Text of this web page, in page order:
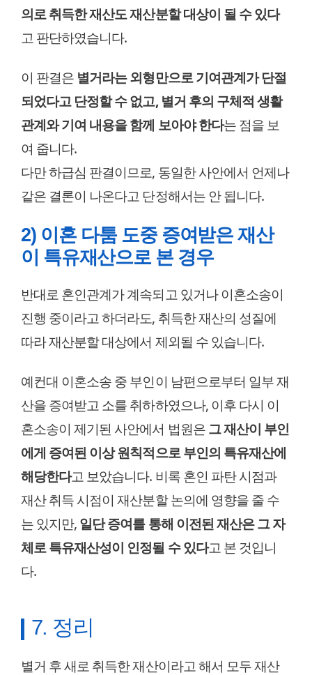
의로 취득한 재산도 재산분할 대상이 될 수 있다
고 판단하였습니다.
이 판결은 별거라는 외형만으로 기여관계가 단절
되었다고 단정할 수 없고, 별거 후의 구체적 생활
관계와 기여 내용을 함께 보아야 한다는 점을 보
여 줍니다.
다만 하급심 판결이므로, 동일한 사안에서 언제나
같은 결론이 나온다고 단정해서는 안 됩니다.
2) 이혼 다툼 도중 증여받은 재산
이 특유재산으로 본 경우
반대로 혼인관계가 계속되고 있거나 이혼소송이
진행 중이라고 하더라도, 취득한 재산의 성질에
따라 재산분할 대상에서 제외될 수 있습니다.
예컨대 이혼소송 중 부인이 남편으로부터 일부 재
산을 증여받고 소를 취하하였으나, 이후 다시 이
혼소송이 제기된 사안에서 법원은그 재산이 부인
에게 증여된 이상 원칙적으로 부인의 특유재산에
해당한다고 보았습니다. 비록 혼인 파탄 시점과
재산 취득 시점이 재산분할 논의에 영향을 줄 수
는 있지만,일단 증여를 통해 이전된 재산은 그 자
체로 특유재산성이 인정될 수 있다고 본 것입니
다.
7. 정리
별거 후 새로 취득한 재산이라고 해서 모두 재산